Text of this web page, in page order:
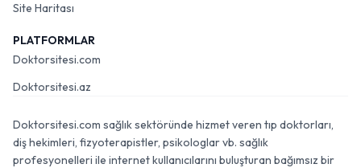
Site Haritası
PLATFORMLAR
Doktorsitesi.com
Doktorsitesi.az
Doktorsitesi.com sağlık sektöründe hizmet veren tıp doktorları,
diş hekimleri, fizyoterapistler, psikologlar vb. sağlık
profesyonelleri ile internet kullanıcılarını buluşturan bağımsız bir